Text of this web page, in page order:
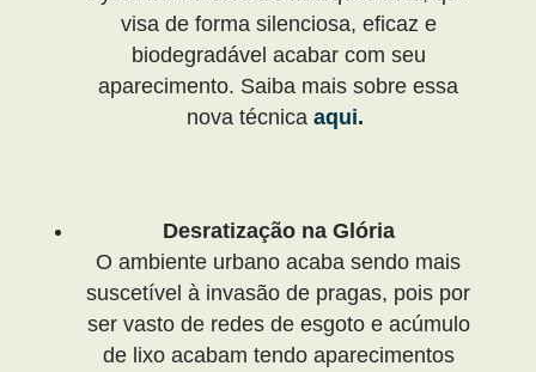
visa de forma silenciosa, eficaz e
biodegradável acabar com seu
aparecimento. Saiba mais sobre essa
nova técnicaaqui.
Desratização na Glória
O ambiente urbano acaba sendo mais
suscetível à invasão de pragas, pois por
ser vasto de redes de esgoto e acúmulo
de lixo acabam tendo aparecimentos